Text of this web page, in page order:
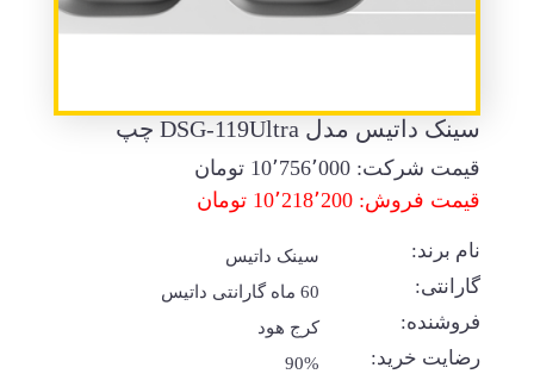
سینک داتیس مدل DSG-119Ultra چپ
قیمت شرکت: 10٬756٬000 تومان
قیمت فروش: 10٬218٬200 تومان
نام برند: سینک داتیس
گارانتی: 60 ماه گارانتی داتیس
فروشنده: کرج هود
رضایت خرید: 90%